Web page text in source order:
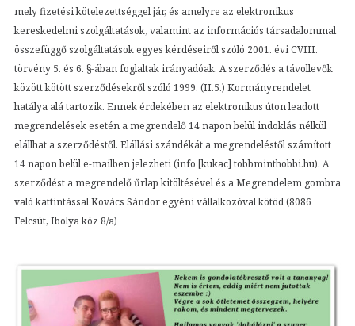
mely fizetési kötelezettséggel jár, és amelyre az elektronikus
kereskedelmi szolgáltatások, valamint az információs társadalommal
összefüggő szolgáltatások egyes kérdéseiről szóló 2001. évi CVIII.
törvény 5. és 6. §-ában foglaltak irányadóak. A szerződés a távollevők
között kötött szerződésekről szóló 1999. (II.5.) Kormányrendelet
hatálya alá tartozik. Ennek érdekében az elektronikus úton leadott
megrendelések esetén a megrendelő 14 napon belül indoklás nélkül
elállhat a szerződéstől. Elállási szándékát a megrendeléstől számított
14 napon belül e-mailben jelezheti (info [kukac] tobbminthobbi.hu). A
szerződést a megrendelő űrlap kitöltésével és a Megrendelem gombra
való kattintással Kovács Sándor egyéni vállalkozóval kötöd (8086
Felcsút, Ibolya köz 8/a)